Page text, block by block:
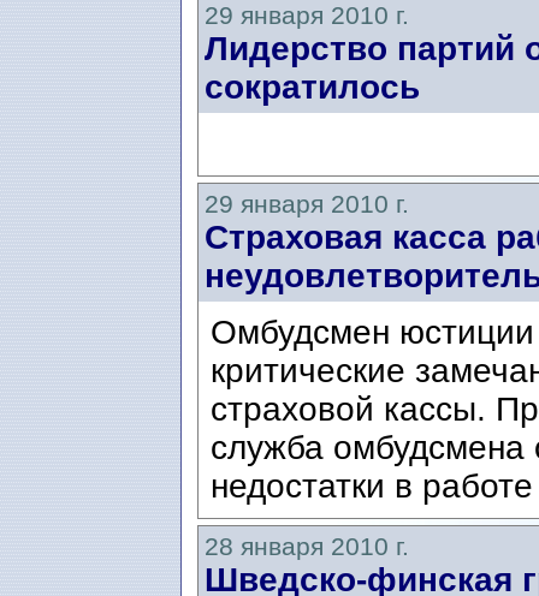
29 января 2010 г.
Лидерство партий
сократилось
29 января 2010 г.
Страховая касса
Омбудсмен
критические
страховой кассы.
служба омбудсмена
недостатки в
28 января 2010 г.
Шведско-финская